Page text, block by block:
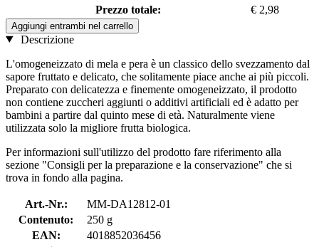
Prezzo totale: € 2,98
Aggiungi entrambi nel carrello
Descrizione
L'omogeneizzato di mela e pera è un classico dello svezzamento dal
sapore fruttato e delicato, che solitamente piace anche ai più piccoli.
Preparato con delicatezza e finemente omogeneizzato, il prodotto
non contiene zuccheri aggiunti o additivi artificiali ed è adatto per
bambini a partire dal quinto mese di età. Naturalmente viene
utilizzata solo la migliore frutta biologica.
Per informazioni sull'utilizzo del prodotto fare riferimento alla
sezione "Consigli per la preparazione e la conservazione" che si
trova in fondo alla pagina.
Art.-Nr.:
MM-DA12812-01
Contenuto:
250 g
EAN:
4018852036456